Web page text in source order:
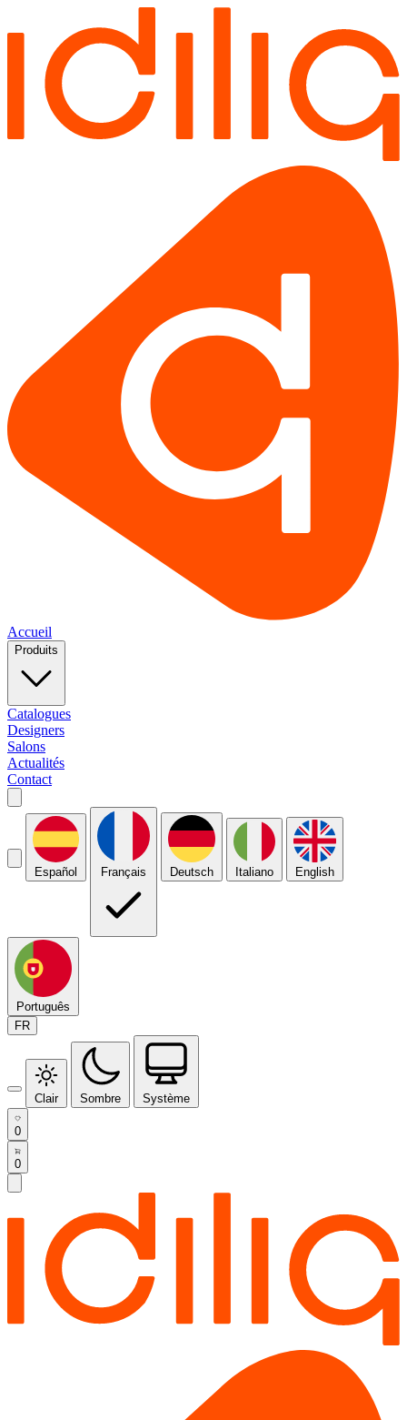
Accueil
Produits
Catalogues
Designers
Salons
Actualités
Contact
Español Français Deutsch Italiano English
Português
FR
Clair Sombre Système
0
0